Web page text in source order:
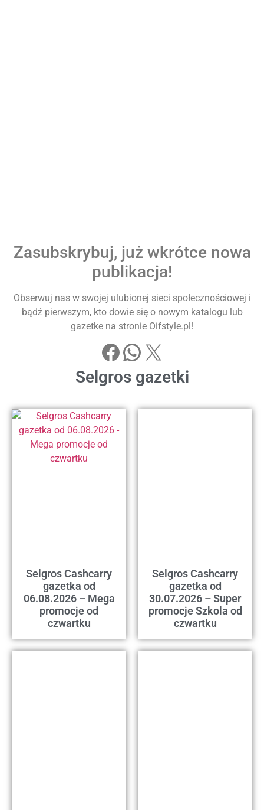
Zasubskrybuj, już wkrótce nowa
publikacja!
Obserwuj nas w swojej ulubionej sieci społecznościowej i
bądź pierwszym, kto dowie się o nowym katalogu lub
gazetke na stronie Oifstyle.pl!
Selgros gazetki
Selgros Cashcarry
gazetka od
06.08.2026 – Mega
promocje od
czwartku
Selgros Cashcarry
gazetka od
30.07.2026 – Super
promocje Szkola od
czwartku